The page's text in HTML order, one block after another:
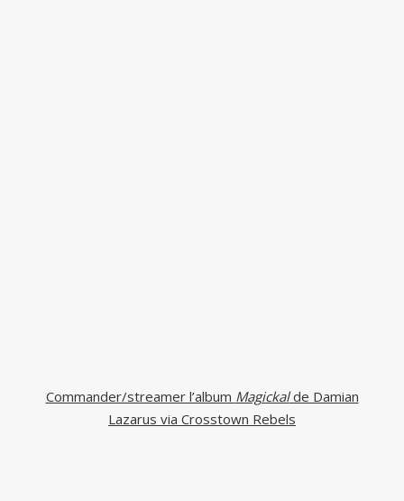
Commander/streamer l’album Magickalde Damian
Lazarus via Crosstown Rebels